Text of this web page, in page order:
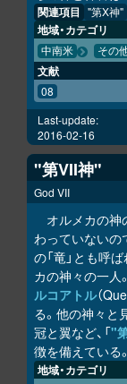
関連項目 "第X神"
地域・カテゴリ
中南米 その
文献
08
Last-update:
2016-02-16
"第VII神"
God VII
オルメカの神
わっていないの
の「竜」とも呼
カの神々の一人
ルコアトル（
る。他の神々と
冠と翼など、「"
徴を備えている。
地域・カテゴリ